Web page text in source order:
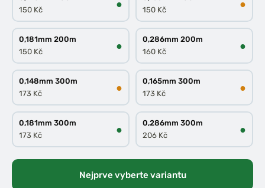
150 Kč
●
150 Kč
●
0,181mm 200m
150 Kč
●
0,286mm 200m
160 Kč
●
0,148mm 300m
173 Kč
●
0,165mm 300m
173 Kč
●
0,181mm 300m
173 Kč
●
0,286mm 300m
206 Kč
●
Nejprve vyberte variantu